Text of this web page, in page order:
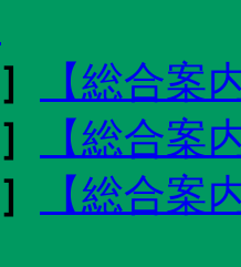
【総合案
【総合案
【総合